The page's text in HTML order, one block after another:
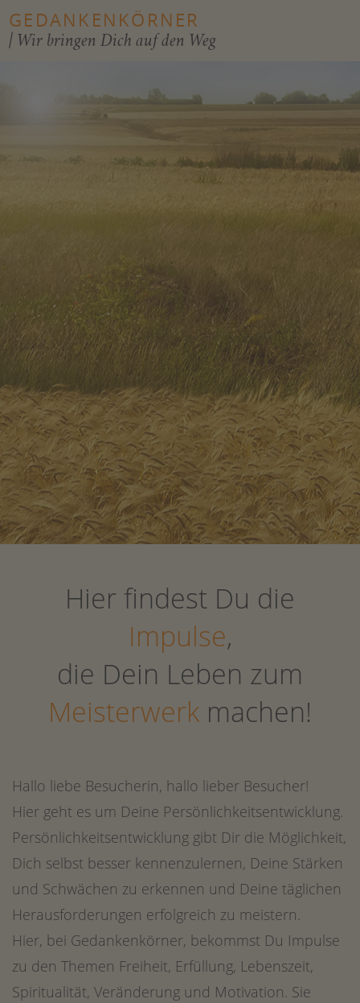
GEDANKENKÖRNER
| Wir bringen Dich auf den Weg
Hier findest Du die
Impulse,
die Dein Leben zum
Meisterwerk machen!
Hallo liebe Besucherin, hallo lieber Besucher!
Hier geht es um Deine Persönlichkeitsentwicklung.
Persönlichkeitsentwicklung gibt Dir die Möglichkeit,
Dich selbst besser kennenzulernen, Deine Stärken
und Schwächen zu erkennen und Deine täglichen
Herausforderungen erfolgreich zu meistern.
Hier, bei Gedankenkörner, bekommst Du Impulse
zu den Themen Freiheit, Erfüllung, Lebenszeit,
Spiritualität, Veränderung und Motivation. Sie